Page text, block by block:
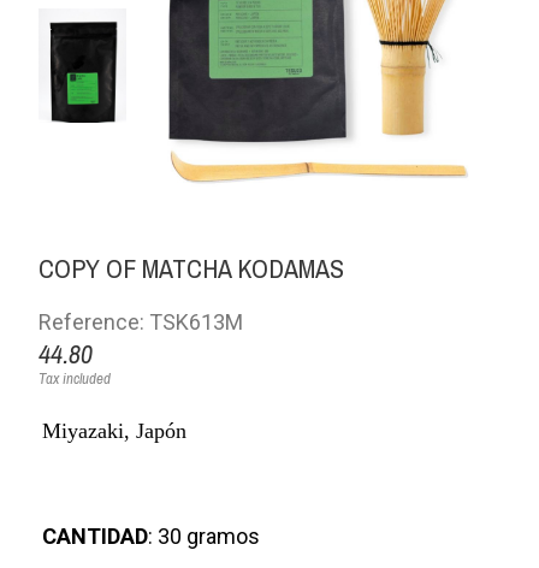
COPY OF MATCHA KODAMAS
Reference: TSK613M
44.80
Tax included
Miyazaki, Japón
CANTIDAD: 30 gramos